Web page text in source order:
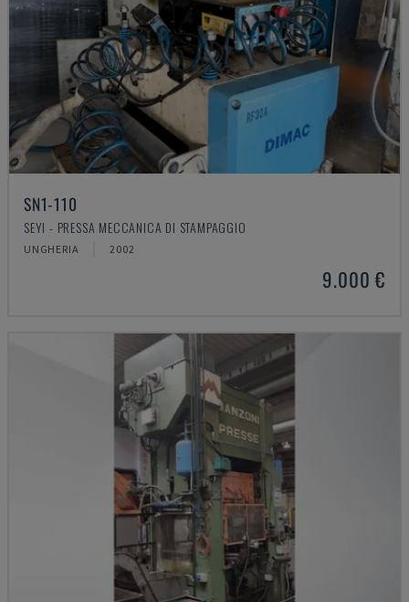
SN1-110
SEYI - PRESSA MECCANICA DI STAMPAGGIO
UNGHERIA 2002
9.000 €